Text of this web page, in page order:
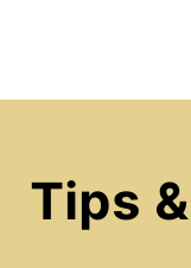
Tips